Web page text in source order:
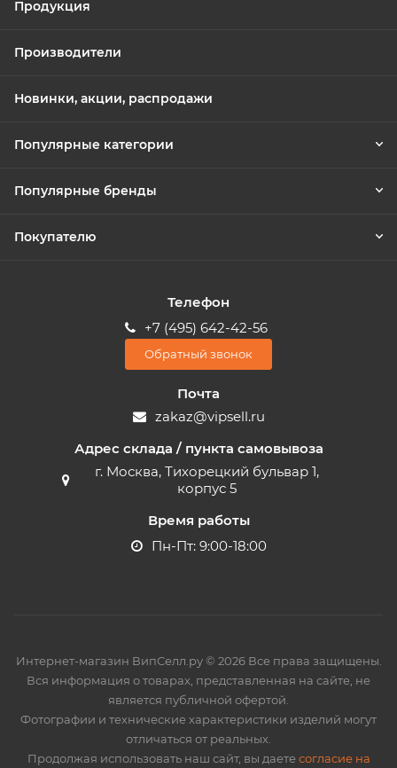
Продукция
Производители
Новинки, акции, распродажи
Популярные категории
Популярные бренды
Покупателю
Телефон
+7 (495) 642-42-56
Обратный звонок
Почта
zakaz@vipsell.ru
Адрес склада / пункта самовывоза
г. Москва, Тихорецкий бульвар 1,
корпус 5
Время работы
Пн-Пт: 9:00-18:00
Интернет-магазин ВипСелл.ру © 2026 Все права защищены.
Вся информация о товарах, представленная на сайте, не
является публичной офертой.
Фотографии и технические характеристики изделий могут
отличаться от реальных.
Продолжая использовать наш сайт, вы даетесогласие на